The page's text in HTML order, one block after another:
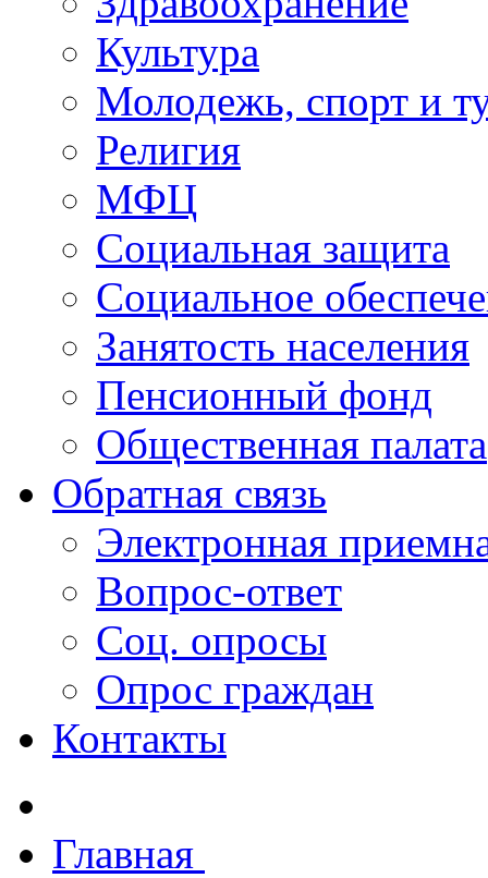
Культура
Молодежь, спорт и
Религия
МФЦ
Социальная защита
Социальное
Занятость населения
Пенсионный фонд
Общественная палата
Обратная связь
Электронная
Вопрос-ответ
Соц. опросы
Опрос граждан
Контакты
Главная